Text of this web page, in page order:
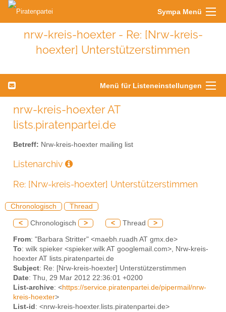
Sympa Menü
nrw-kreis-hoexter - Re: [Nrw-kreis-
hoexter] Unterstützerstimmen
Menü für Listeneinstellungen
nrw-kreis-hoexter AT
lists.piratenpartei.de
Betreff: Nrw-kreis-hoexter mailing list
Listenarchiv
Re: [Nrw-kreis-hoexter] Unterstützerstimmen
Chronologisch Thread
< Chronologisch > < Thread >
From: "Barbara Stritter" <maebh.ruadh AT gmx.de>
To: wilk spieker <spieker.wilk AT googlemail.com>, Nrw-kreis-
hoexter AT lists.piratenpartei.de
Subject: Re: [Nrw-kreis-hoexter] Unterstützerstimmen
Date: Thu, 29 Mar 2012 22:36:01 +0200
List-archive: <https://service.piratenpartei.de/pipermail/nrw-
kreis-hoexter>
List-id : <nrw-kreis-hoexter.lists.piratenpartei.de>